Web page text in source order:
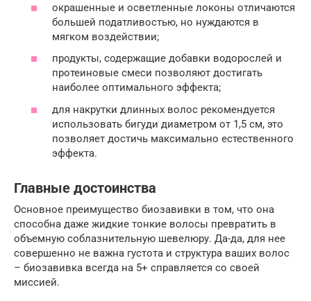
окрашенные и осветленные локоны отличаются
большей податливостью, но нуждаются в
мягком воздействии;
продукты, содержащие добавки водорослей и
протеиновые смеси позволяют достигать
наиболее оптимального эффекта;
для накрутки длинных волос рекомендуется
использовать бигуди диаметром от 1,5 см, это
позволяет достичь максимально естественного
эффекта.
Главные достоинства
Основное преимущество биозавивки в том, что она
способна даже жидкие тонкие волосы превратить в
объемную соблазнительную шевелюру. Да-да, для нее
совершенно не важна густота и структура ваших волос
– биозавивка всегда на 5+ справляется со своей
миссией.